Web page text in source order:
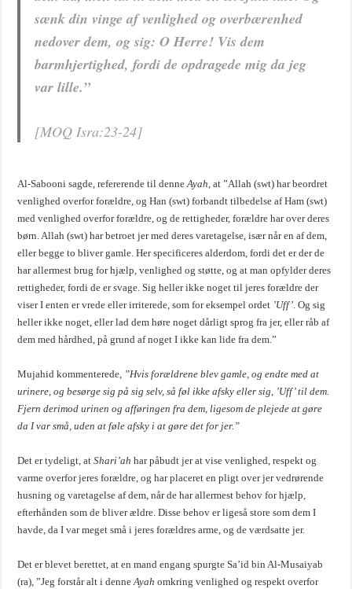
sænk din vinge af venlighed og overbærenhed
nedover dem, og sig: O Herre! Vis dem
barmhjertighed, fordi de opdragede mig da jeg
var lille.”
[MOQ Isra:23-24]
Al-Sabooni sagde, refererende til denneAyah, at ”Allah (swt) har beordret
venlighed overfor forældre, og Han (swt) forbandt tilbedelse af Ham (swt)
med venlighed overfor forældre, og de rettigheder, forældre har over deres
børn. Allah (swt) har betroet jer med deres varetagelse, især når en af dem,
eller begge to bliver gamle. Her specificeres alderdom, fordi det er der de
har allermest brug for hjælp, venlighed og støtte, og at man opfylder deres
rettigheder, fordi de er svage. Sig heller ikke noget til jeres forældre der
viser I enten er vrede eller irriterede, som for eksempel ordet ’Uff’. Og sig
heller ikke noget, eller lad dem høre noget dårligt sprog fra jer, eller råb af
dem med hårdhed, på grund af noget I ikke kan lide fra dem.”
Mujahid kommenterede, ”Hvis forældrene blev gamle, og endte med at
urinere, og besørge sig på sig selv, så føl ikke afsky eller sig, ’Uff’ til dem.
Fjern derimod urinen og afføringen fra dem, ligesom de plejede at gøre
da I var små, uden at føle afsky i at gøre det for jer.”
Det er tydeligt, atShari’ah har påbudt jer at vise venlighed, respekt og
varme overfor jeres forældre, og har placeret en pligt over jer vedrørende
husning og varetagelse af dem, når de har allermest behov for hjælp,
efterhånden som de bliver ældre. Disse behov er ligeså store som dem I
havde, da I var meget små i jeres forældres arme, og de værdsatte jer.
Det er blevet berettet, at en mand engang spurgte Sa’id bin Al-Musaiyab
(ra), ”Jeg forstår alt i denneAyah omkring venlighed og respekt overfor